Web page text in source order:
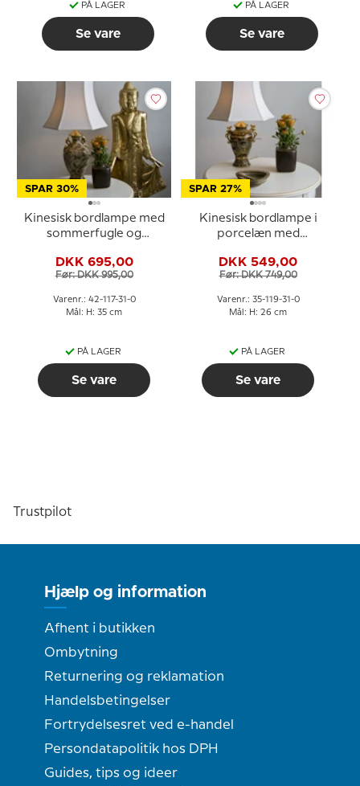
PÅ LAGER
Se vare
PÅ LAGER
Se vare
SPAR 30%
Kinesisk bordlampe med
sommerfugle og
DKK 695,00
Før: DKK 995,00
Varenr.: 42-117-31-0
Mål: H: 35 cm
PÅ LAGER
Se vare
SPAR 27%
Kinesisk bordlampe i
porcelæn med
DKK 549,00
Før: DKK 749,00
Varenr.: 35-119-31-0
Mål: H: 26 cm
PÅ LAGER
Se vare
Trustpilot
Hjælp og information
Afhent i butikken
Ombytning
Returnering og reklamation
Handelsbetingelser
Fortrydelsesret ved e-handel
Persondatapolitik hos DPH
Guides, tips og ideer